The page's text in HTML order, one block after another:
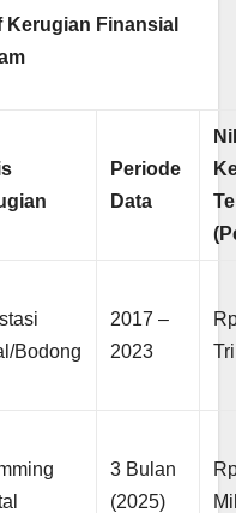
Kerugian Finansial
Periode
Data
Bodong
2017 –
2023
3 Bulan
(2025)